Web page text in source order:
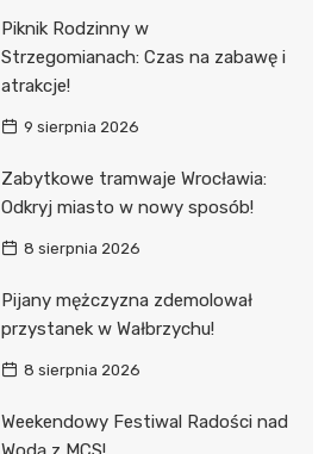
Piknik Rodzinny w
Strzegomianach: Czas na zabawę i
atrakcje!
9 sierpnia 2026
Zabytkowe tramwaje Wrocławia:
Odkryj miasto w nowy sposób!
8 sierpnia 2026
Pijany mężczyzna zdemolował
przystanek w Wałbrzychu!
8 sierpnia 2026
Weekendowy Festiwal Radości nad